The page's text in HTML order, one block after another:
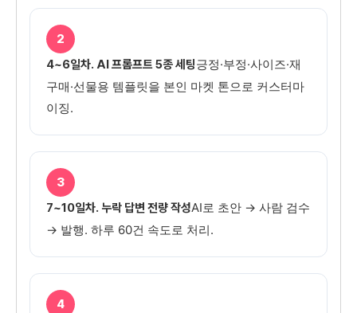
2
4~6일차. AI 프롬프트 5종 세팅긍정·부정·사이즈·재
구매·선물용 템플릿을 본인 마켓 톤으로 커스터마
이징.
3
7~10일차. 누락 답변 전량 작성AI로 초안 → 사람 검수
→ 발행. 하루 60건 속도로 처리.
4